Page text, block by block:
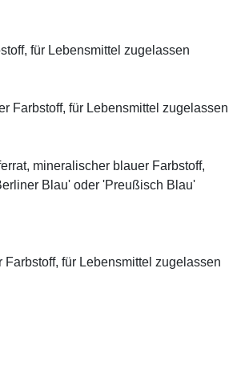
für Lebensmittel zugelassen
Farbstoff, für Lebensmittel zugelassen
mineralischer blauer Farbstoff,
Blau' oder 'Preußisch Blau'
Farbstoff, für Lebensmittel zugelassen